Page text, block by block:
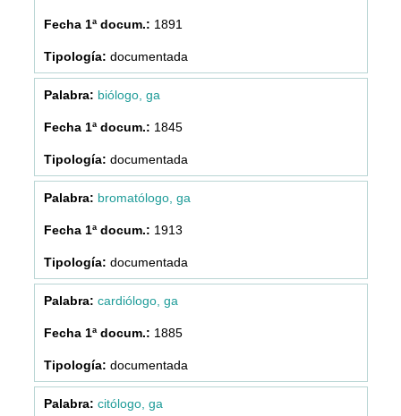
1891
documentada
biólogo, ga
1845
documentada
bromatólogo, ga
1913
documentada
cardiólogo, ga
1885
documentada
citólogo, ga